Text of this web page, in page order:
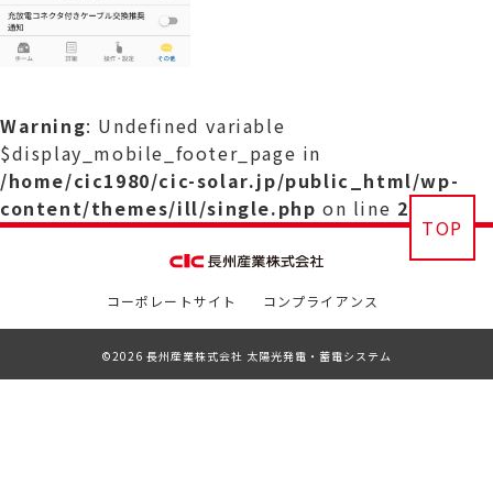
Warning: Undefined variable
$display_mobile_footer_page in
/home/cic1980/cic-solar.jp/public_html/wp-
content/themes/ill/single.php on line 29
TOP
コーポレートサイト コンプライアンス
©2026 長州産業株式会社 太陽光発電・蓄電システム